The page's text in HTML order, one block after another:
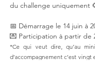
du challenge uniquement
📅 Démarrage le 14 juin à
💌 Participation à partir de
*Ce qui veut dire, qu’au
d’accompagnement c’est vingt